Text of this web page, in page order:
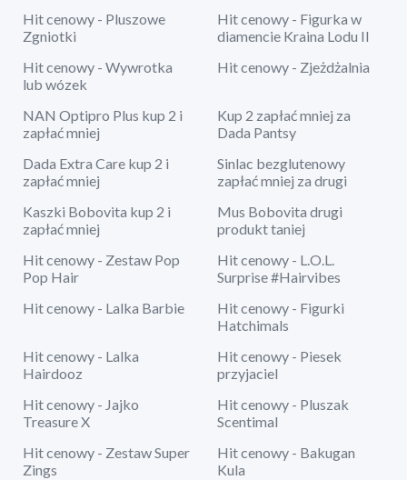
Hit cenowy - Pluszowe
Zgniotki
Hit cenowy - Figurka w
diamencie Kraina Lodu II
Hit cenowy - Wywrotka
lub wózek
Hit cenowy - Zjeżdżalnia
NAN Optipro Plus kup 2 i
zapłać mniej
Kup 2 zapłać mniej za
Dada Pantsy
Dada Extra Care kup 2 i
zapłać mniej
Sinlac bezglutenowy
zapłać mniej za drugi
Kaszki Bobovita kup 2 i
zapłać mniej
Mus Bobovita drugi
produkt taniej
Hit cenowy - Zestaw Pop
Pop Hair
Hit cenowy - L.O.L.
Surprise #Hairvibes
Hit cenowy - Lalka Barbie
Hit cenowy - Figurki
Hatchimals
Hit cenowy - Lalka
Hairdooz
Hit cenowy - Piesek
przyjaciel
Hit cenowy - Jajko
Treasure X
Hit cenowy - Pluszak
Scentimal
Hit cenowy - Zestaw Super
Zings
Hit cenowy - Bakugan
Kula